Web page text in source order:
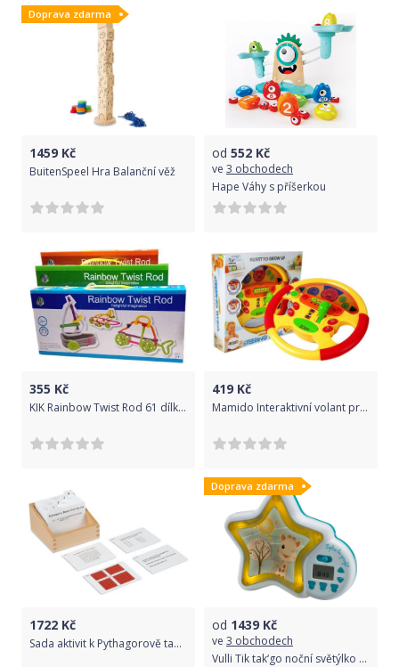
Doprava zdarma
1459 Kč
BuitenSpeel Hra Balanční věž
od 552 Kč
ve 3 obchodech
Hape Váhy s příšerkou
355 Kč
KIK Rainbow Twist Rod 61 dílků - kroucené dráty
419 Kč
Mamido Interaktivní volant pro nejmenší
1722 Kč
Sada aktivit k Pythagorově tabuli, anglicky
Doprava zdarma
od 1439 Kč
ve 3 obchodech
Vulli Tik tak‘go noční světýlko a budík